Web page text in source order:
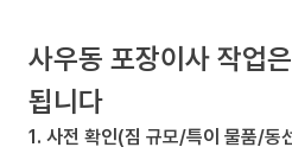
사우동 포장이사 작업
됩니다
1. 사전 확인(짐 규모/특이 물품/동